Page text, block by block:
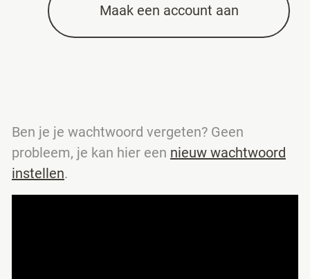
Maak een account aan
Ben je je wachtwoord vergeten? Geen
probleem, je kan hier een nieuw wachtwoord
instellen.